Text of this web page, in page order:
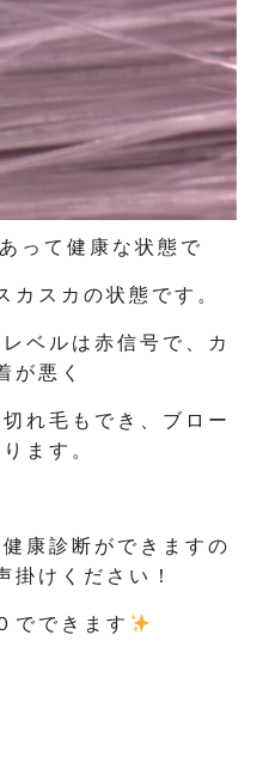
って健康な状態で
カスカの状態です。
ベルは赤信号で、カ
が悪く
れ毛もでき、ブロー
ます。
康診断ができますの
掛けください！
でできます